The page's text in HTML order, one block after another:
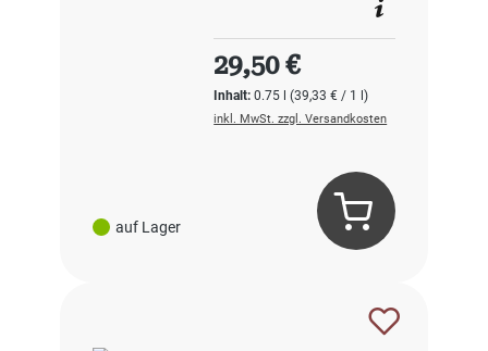
auf Lager
Inhalt:0.75 l(39,33 € / 1 l)
Regulärer Preis:
29,50 €
inkl. MwSt. zzgl. Versandkosten